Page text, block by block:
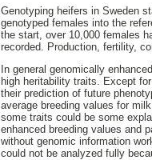
Genotyping heifers in Sweden
genotyped females into the
the start, over 10,000 females
recorded. Production, fertility,
In general genomically
high heritability traits. Except
their prediction of future
average breeding values for
some traits could be some
enhanced breeding values and
without genomic information
could not be analyzed fully